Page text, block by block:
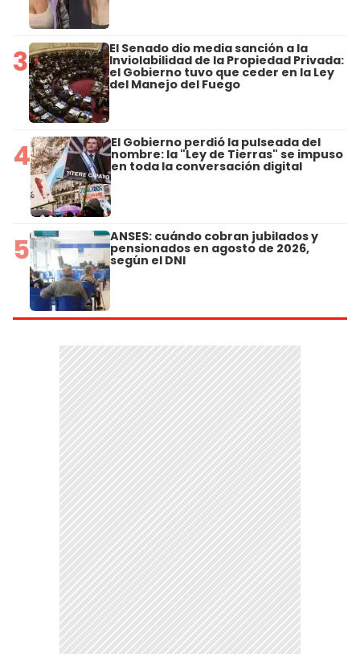
3 El Senado dio media sanción a la
Inviolabilidad de la Propiedad Privada:
el Gobierno tuvo que ceder en la Ley
del Manejo del Fuego
4 El Gobierno perdió la pulseada del
nombre: la "Ley de Tierras" se impuso
en toda la conversación digital
5 ANSES: cuándo cobran jubilados y
pensionados en agosto de 2026,
según el DNI